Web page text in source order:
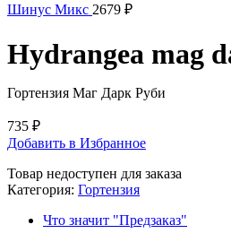
Шинус Микс 2679 ₽
Hydrangea mag
Гортензия Маг Дарк Руби
735 ₽
Добавить в Избранное
Товар недоступен для заказа
Категория: Гортензия
Что значит "Предзаказ"